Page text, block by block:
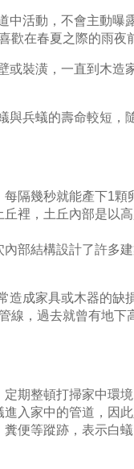
中活動，不會主動曝
歡在春夏之際的雨夜
或裝潢，一直到木造
與兵蟻的壽命較短，
隔幾秒就能產下1顆
裡，土丘內部是以
部結構設計了許多
造成家具或木器的缺
線，過去就曾有地
期整頓打掃家中環
入家中的管道，因
便等蹤跡，表示白